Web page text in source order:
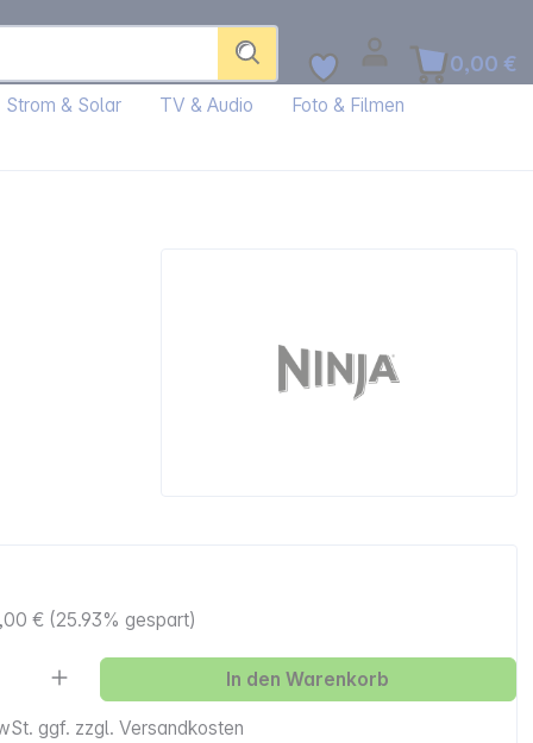
0,00 €
Strom & Solar TV & Audio Foto & Filmen
€ (25.93% gespart)
ggf. zzgl. Versandkosten
Gib den gewünschten Wert ein
In den Warenkorb